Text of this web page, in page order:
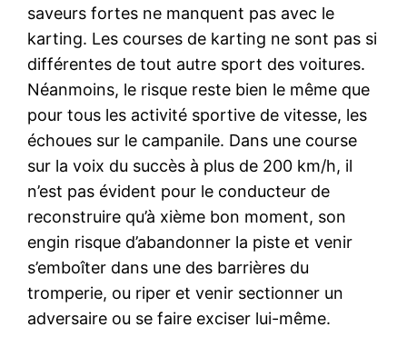
saveurs fortes ne manquent pas avec le
karting. Les courses de karting ne sont pas si
différentes de tout autre sport des voitures.
Néanmoins, le risque reste bien le même que
pour tous les activité sportive de vitesse, les
échoues sur le campanile. Dans une course
sur la voix du succès à plus de 200 km/h, il
n’est pas évident pour le conducteur de
reconstruire qu’à xième bon moment, son
engin risque d’abandonner la piste et venir
s’emboîter dans une des barrières du
tromperie, ou riper et venir sectionner un
adversaire ou se faire exciser lui-même.